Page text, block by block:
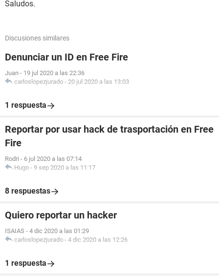
Saludos.
Discusiones similares
Denunciar un ID en Free Fire
Juan - 19 jul 2020 a las 22:36
carloslopezjurado - 20 jul 2020 a las 13:03
1 respuesta
Reportar por usar hack de trasportación en Free
Fire
Rodri - 6 jul 2020 a las 07:14
Hugo - 9 sep 2020 a las 11:17
8 respuestas
Quiero reportar un hacker
ISAIAS - 4 dic 2020 a las 01:29
carloslopezjurado - 4 dic 2020 a las 12:26
1 respuesta